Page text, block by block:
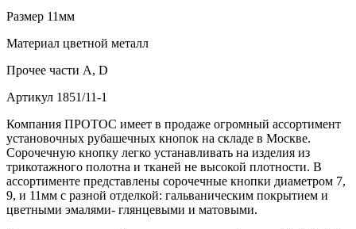
Размер 11мм
Материал цветной металл
Прочее части А, D
Артикул 1851/11-1
Компания ПРОТОС имеет в продаже огромный ассортимент
установочных рубашечных кнопок на складе в Москве.
Сорочечную кнопку легко устанавливать на изделия из
трикотажного полотна и тканей не высокой плотности. В
ассортименте представлены сорочечные кнопки диаметром 7,
9, и 11мм с разной отделкой: гальваническим покрытием и
цветными эмалями- глянцевыми и матовыми.